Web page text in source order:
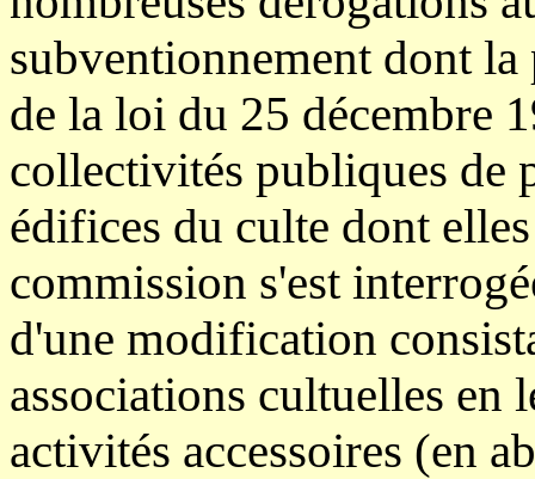
subventionnement dont
de la loi du 25 décembre
collectivités publiques de
édifices du culte dont
commission s'est
d'une modification
associations cultuelles en
activités accessoires (en